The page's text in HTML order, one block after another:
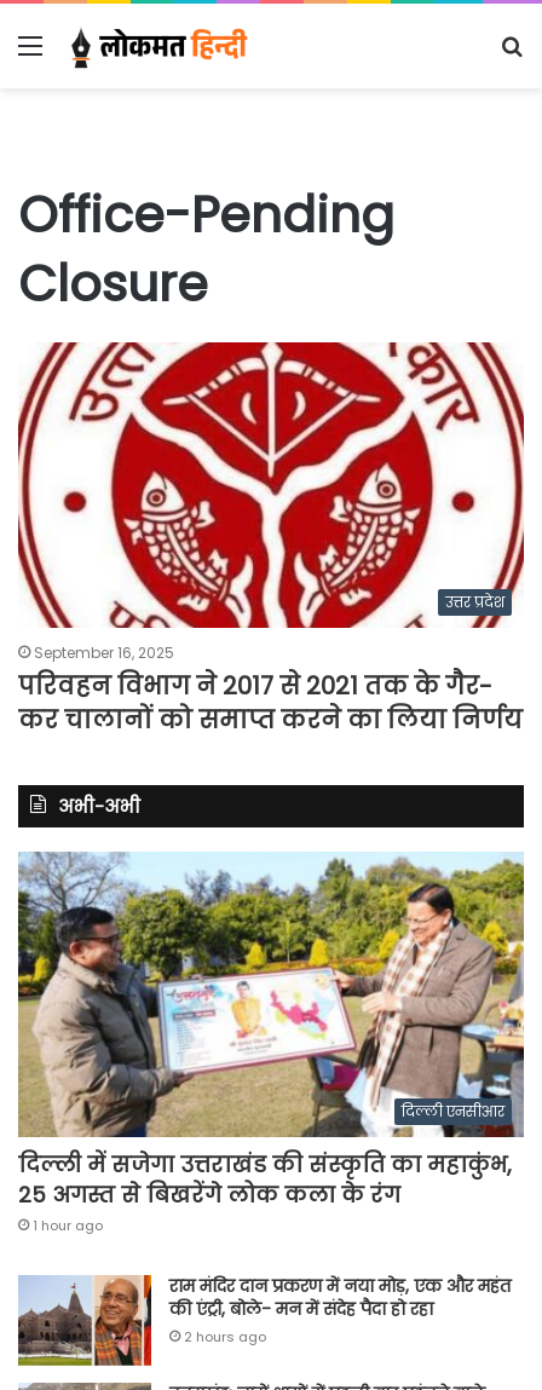
Menu
Office-Pending
Closure
उत्तर प्रदेश
September 16, 2025
परिवहन विभाग ने 2017 से 2021 तक के गैर-
कर चालानों को समाप्त करने का लिया निर्णय
अभी-अभी
दिल्ली एनसीआर
दिल्ली में सजेगा उत्तराखंड की संस्कृति का महाकुंभ,
25 अगस्त से बिखरेंगे लोक कला के रंग
1 hour ago
राम मंदिर दान प्रकरण में नया मोड़, एक और महंत
की एंट्री, बोले- मन में संदेह पैदा हो रहा
2 hours ago